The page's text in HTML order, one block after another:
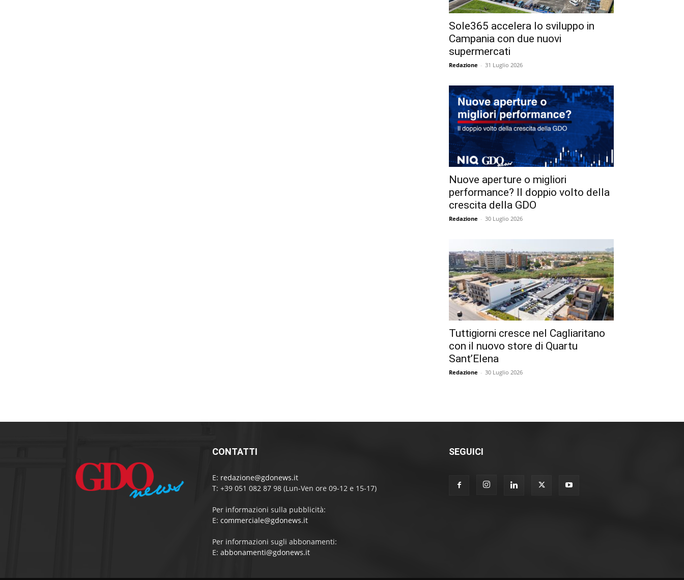
Sole365 accelera lo sviluppo in
Campania con due nuovi
supermercati
Redazione - 31 Luglio 2026
Nuove aperture o migliori
performance? Il doppio volto della
crescita della GDO
Redazione - 30 Luglio 2026
Tuttigiorni cresce nel Cagliaritano
con il nuovo store di Quartu
Sant’Elena
Redazione - 30 Luglio 2026
CONTATTI
E: redazione@gdonews.it
T: +39 051 082 87 98 (Lun-Ven ore 09-12 e 15-17)
Per informazioni sulla pubblicità:
E: commerciale@gdonews.it
Per informazioni sugli abbonamenti:
E: abbonamenti@gdonews.it
SEGUICI